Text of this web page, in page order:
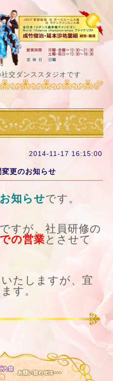
交ダンススタジオです
2014-11-17 16:15:00
更のお知らせ
知らせです。
ですが、社員研修の
の営業とさせて
たしますが、宜
す。